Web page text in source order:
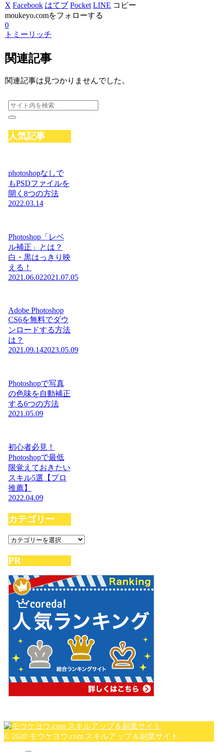
X Facebook はてブ Pocket LINE コピー
moukeyo.comをフォローする
0
トミーリッチ
関連記事
関連記事は見つかりませんでした。
人気記事
photoshopなしで
もPSDファイルを
開く8つの方法
2022.03.14
Photoshop「レベ
ル補正」とは？
白・黒はっきり映
える！
2021.06.022021.07.05
Adobe Photoshop
CS6を無料でダウ
ンロードする方法
は？
2021.09.142023.05.09
Photoshopで写真
の色味を自動補正
する6つの方法
2021.05.09
初心者必見！
Photoshopで最低
限覚えておきたい
スキル5選【プロ
推薦】
2022.04.09
カテゴリー
カ
ゴ
ー
PR
© 2020 モウケヨウ.com スキルアップ＆副業サイト.